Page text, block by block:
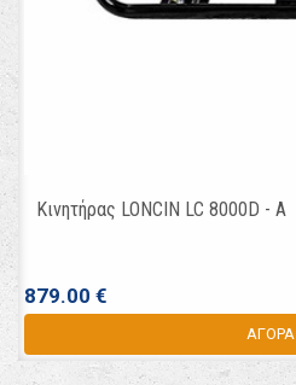
Κινητήρας LONCIN LC 8000D - A
879.00 €
ΑΓΟΡΑ